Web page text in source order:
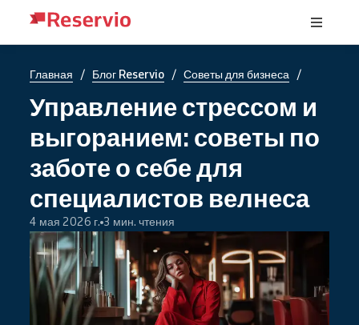
Главная / Блог Reservio / Советы для бизнеса /
Управление стрессом и
выгоранием: советы по
заботе о себе для
специалистов велнеса
4 мая 2026 г. 3 мин. чтения